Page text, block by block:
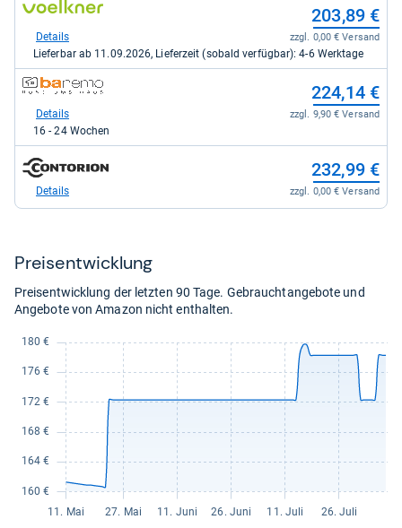
kaufen.
kaufen.
zum
voelkner.de
203,89
kaufen.
203,89 €
zzgl. 0,00 € Versand
Details
Lieferbar ab 11.09.2026, Lieferzeit (sobald verfügbar): 4-6 Werktage
zum
Shop:
banemo.de
kaufen.
224,14 €
zzgl. 9,90 € Versand
Details
16 - 24 Wochen
zum
Shop:
232,99
232,99 €
zzgl. 0,00 € Versand
Details
Preis­ent­wick­lung
Preisentwicklung der letzten 90 Tage. Gebrauchtangebote und
Angebote von Amazon nicht enthalten.